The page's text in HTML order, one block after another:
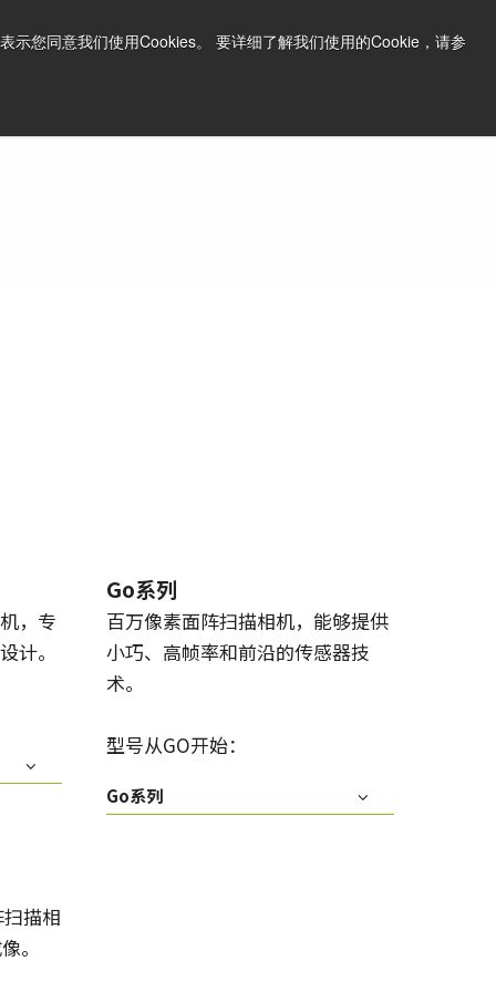
示您同意我们使用Cookies。 要详细了解我们使用的Cookie，请参
，专
计。
Go系列
百万像素面阵扫描相机，能够提供
小巧、高帧率和前沿的传感器技
术。
型号从GO开始：
Go系列
描相
。